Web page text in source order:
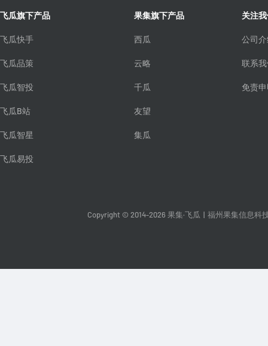
飞瓜旗下产品
飞瓜快手
飞瓜品策
飞瓜智投
飞瓜B站
飞瓜智星
飞瓜易投
果集旗下产品
西瓜
云略
千瓜
友望
集瓜
关注
公司
联系
免责
Copyright © 2014-2026 果集·飞瓜 福州果集信息科